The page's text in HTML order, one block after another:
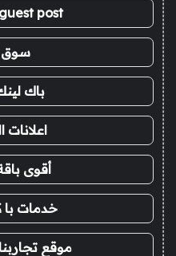
guest post مقال ضيف
سوق
باك لينك
اعلانات
أقوى
خدمات با
موقع